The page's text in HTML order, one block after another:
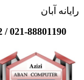
رایانه آبان
021-88801190 / 021-88908042 09104343543 / 09101115862